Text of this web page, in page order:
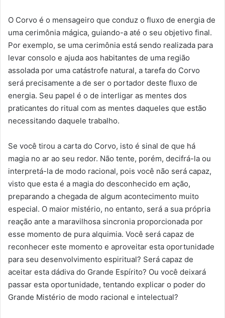
O Corvo é o mensageiro que conduz o fluxo de energia de
uma cerimônia mágica, guiando-a até o seu objetivo final.
Por exemplo, se uma cerimônia está sendo realizada para
levar consolo e ajuda aos habitantes de uma região
assolada por uma catástrofe natural, a tarefa do Corvo
será precisamente a de ser o portador deste fluxo de
energia. Seu papel é o de interligar as mentes dos
praticantes do ritual com as mentes daqueles que estão
necessitando daquele trabalho.
Se você tirou a carta do Corvo, isto é sinal de que há
magia no ar ao seu redor. Não tente, porém, decifrá-la ou
interpretá-la de modo racional, pois você não será capaz,
visto que esta é a magia do desconhecido em ação,
preparando a chegada de algum acontecimento muito
especial. O maior mistério, no entanto, será a sua própria
reação ante a maravilhosa sincronia proporcionada por
esse momento de pura alquimia. Você será capaz de
reconhecer este momento e aproveitar esta oportunidade
para seu desenvolvimento espiritual? Será capaz de
aceitar esta dádiva do Grande Espírito? Ou você deixará
passar esta oportunidade, tentando explicar o poder do
Grande Mistério de modo racional e intelectual?